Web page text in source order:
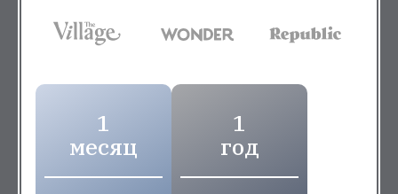
1
месяц
1
год